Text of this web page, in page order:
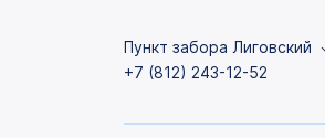
Пункт забора Лиговский
+7 (812) 243-12-52